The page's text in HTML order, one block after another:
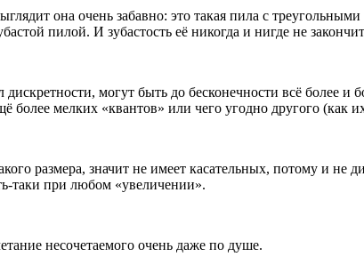
она очень забавно: это такая пила с
пилой. И зубастость её никогда и нигде не
дискретности, могут быть до бесконечности всё более
более мелких «квантов» или чего угодно другого (как
размера, значит не имеет касательных, потому и
таки при любом «увеличении».
несочетаемого очень даже по душе.